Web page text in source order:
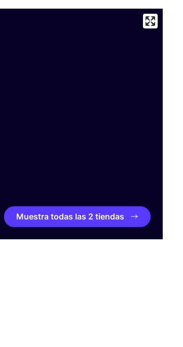
Muestra todas las 2 tiendas